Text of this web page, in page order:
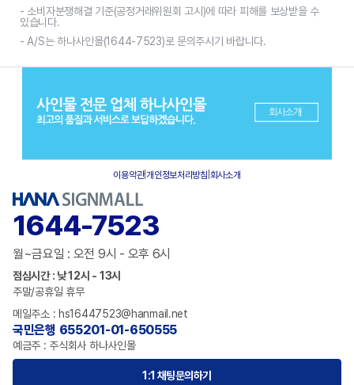
- 소비자분쟁해결 기준(공정거래위원회 고시)에 따라 피해를 보상받을 수
있습니다.
- A/S는 하나사인몰(1644-7523)로 문의주시기 바랍니다.
이용약관|개인정보처리방침 회사소개
1644-7523
월~금요일 : 오전 9시 - 오후 6시
점심시간 : 낮 12시 - 13시
주말/공휴일 휴무
메일주소 : hs16447523@hanmail.net
국민은행 655201-01-650555
예금주 : 주식회사 하나사인몰
1:1 채팅문의하기